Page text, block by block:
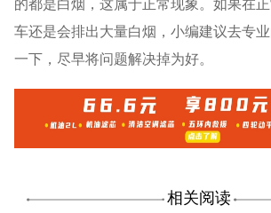
的都是白烟，这属于正常现象。如果在
车还是会排出大量白烟，小编建议去专
一下，尽早将问题解决掉为好。
相关阅读